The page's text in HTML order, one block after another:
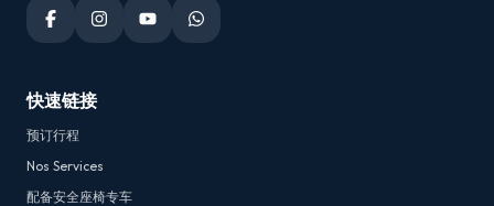
快速链接
预订行程
Nos Services
配备安全座椅专车